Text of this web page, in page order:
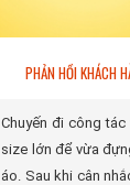
PHẢN HỒI KHÁCH
Chuyến đi công
size lớn để vừa
áo. Sau khi cân